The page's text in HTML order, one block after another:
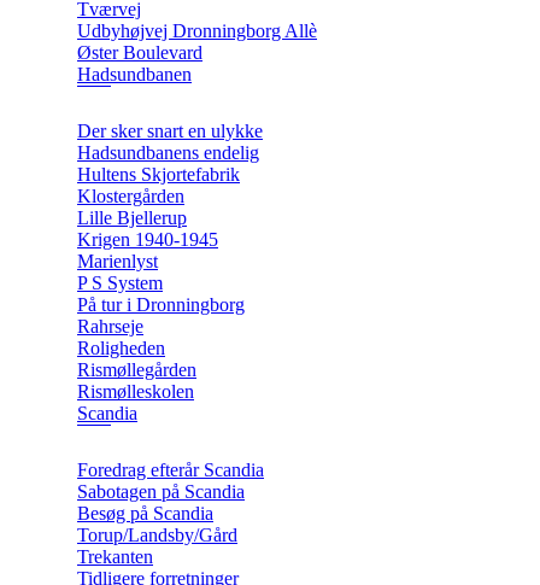
Tværvej
Udbyhøjvej Dronningborg Allè
Øster Boulevard
Hadsundbanen
Der sker snart en ulykke
Hadsundbanens endelig
Hultens Skjortefabrik
Klostergården
Lille Bjellerup
Krigen 1940-1945
Marienlyst
P S System
På tur i Dronningborg
Rahrseje
Roligheden
Rismøllegården
Rismølleskolen
Scandia
Foredrag efterår Scandia
Sabotagen på Scandia
Besøg på Scandia
Torup/Landsby/Gård
Trekanten
Tidligere forretninger